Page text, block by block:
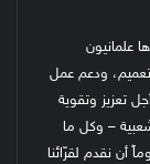
علمانيون
تعميم، ودعم عمل
تعزيز وتقوية
– وكل ما
أن نقدم لقرّائنا